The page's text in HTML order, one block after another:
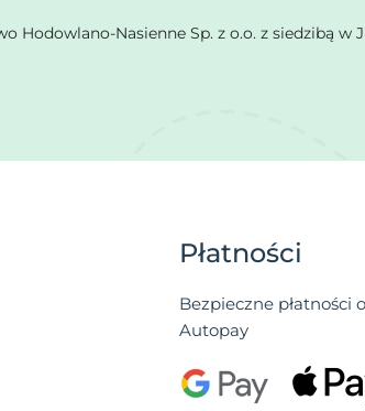
Nasienne Sp. z o.o. z siedzibą w
Płatności
Bezpieczne płatności
Autopay